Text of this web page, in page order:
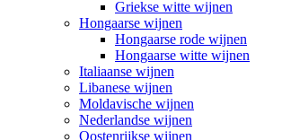
Griekse witte wijnen
Hongaarse wijnen
Hongaarse rode wijnen
Hongaarse witte wijnen
Italiaanse wijnen
Libanese wijnen
Moldavische wijnen
Nederlandse wijnen
Oostenrijkse wijnen